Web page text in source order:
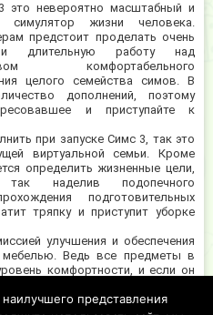
это невероятно масштабный и
симулятор жизни человека.
предстоит проделать очень
длительную работу над
комфортабельного
целого семейства симов. В
дополнений, поэтому
и приступайте к
при запуске Симс 3, так это
виртуальной семьи. Кроме
определить жизненные цели,
наделив подопечного
подготовительных
тряпку и приступит уборке
улучшения и обеспечения
мебелью. Ведь все предметы в
комфортности, и если он
пользуясь старой плитой, для
представления